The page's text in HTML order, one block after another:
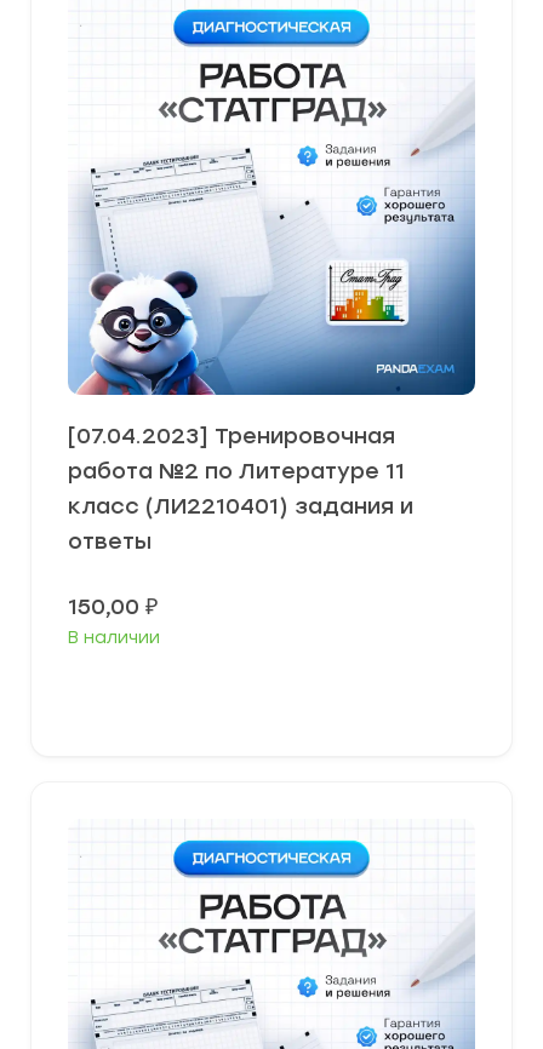
[07.04.2023] Тренировочная
работа №2 по Литературе 11
класс (ЛИ2210401) задания и
ответы
150,00 ₽
В наличии